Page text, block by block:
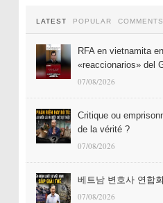
LATEST POPULAR COMMENTS
RFA en vietnamita
«reaccionarios» del
07/08/2026
Critique ou
de la vérité ?
07/08/2026
베트남 변호사 연합
07/08/2026